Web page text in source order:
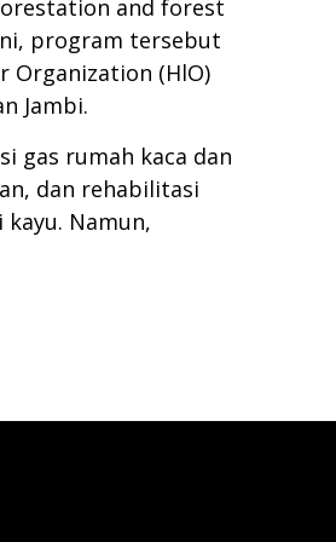
and forest
program tersebut
Organization (HlO)
Jambi.
gas rumah kaca dan
dan rehabilitasi
Namun,